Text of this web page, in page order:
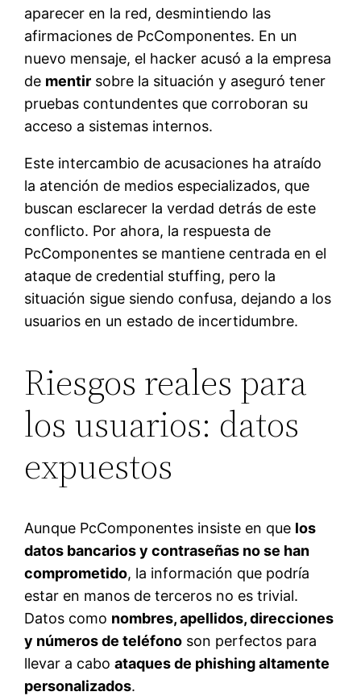
aparecer en la red, desmintiendo las
afirmaciones de PcComponentes. En un
nuevo mensaje, el hacker acusó a la empresa
de mentir sobre la situación y aseguró tener
pruebas contundentes que corroboran su
acceso a sistemas internos.
Este intercambio de acusaciones ha atraído
la atención de medios especializados, que
buscan esclarecer la verdad detrás de este
conflicto. Por ahora, la respuesta de
PcComponentes se mantiene centrada en el
ataque de credential stuffing, pero la
situación sigue siendo confusa, dejando a los
usuarios en un estado de incertidumbre.
Riesgos reales para
los usuarios: datos
expuestos
Aunque PcComponentes insiste en que los
datos bancarios y contraseñas no se han
comprometido, la información que podría
estar en manos de terceros no es trivial.
Datos como nombres, apellidos, direcciones
y números de teléfono son perfectos para
llevar a caboataques de phishing altamente
personalizados.